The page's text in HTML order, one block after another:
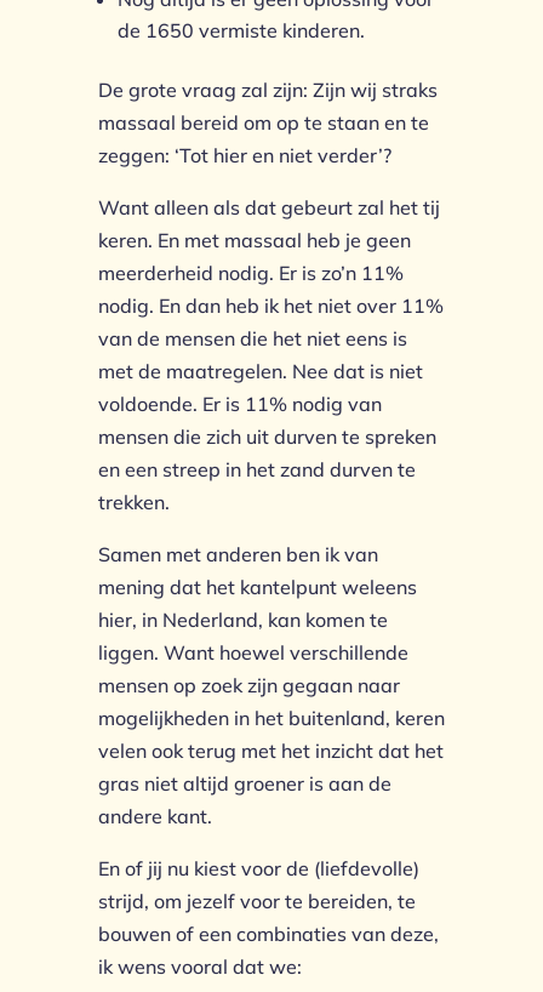
de 1650 vermiste kinderen.
De grote vraag zal zijn: Zijn wij straks
massaal bereid om op te staan en te
zeggen: ‘Tot hier en niet verder’?
Want alleen als dat gebeurt zal het tij
keren. En met massaal heb je geen
meerderheid nodig. Er is zo’n 11%
nodig. En dan heb ik het niet over 11%
van de mensen die het niet eens is
met de maatregelen. Nee dat is niet
voldoende. Er is 11% nodig van
mensen die zich uit durven te spreken
en een streep in het zand durven te
trekken.
Samen met anderen ben ik van
mening dat het kantelpunt weleens
hier, in Nederland, kan komen te
liggen. Want hoewel verschillende
mensen op zoek zijn gegaan naar
mogelijkheden in het buitenland, keren
velen ook terug met het inzicht dat het
gras niet altijd groener is aan de
andere kant.
En of jij nu kiest voor de (liefdevolle)
strijd, om jezelf voor te bereiden, te
bouwen of een combinaties van deze,
ik wens vooral dat we: